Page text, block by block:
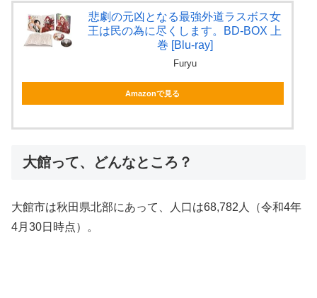
悲劇の元凶となる最強外道ラスボス女
王は民の為に尽くします。BD-BOX 上
巻 [Blu-ray]
Furyu
Amazonで見る
大館って、どんなところ？
大館市は秋田県北部にあって、人口は68,782人（令和4年
4月30日時点）。